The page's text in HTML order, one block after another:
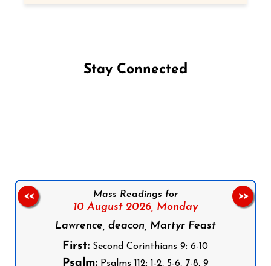
Stay Connected
Mass Readings for
10 August 2026, Monday
Lawrence, deacon, Martyr Feast
First: Second Corinthians 9: 6-10
Psalm: Psalms 112: 1-2, 5-6, 7-8, 9
<< >>